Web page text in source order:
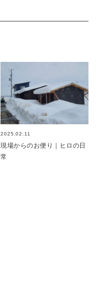
2025.02.11
現場からのお便り｜ヒロの日
常